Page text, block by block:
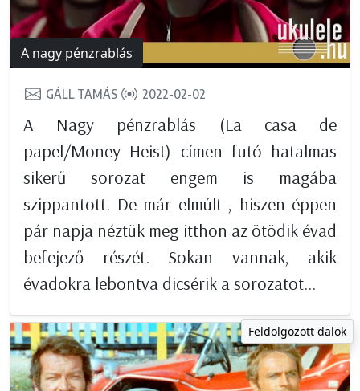
A nagy pénzrablás
GÁLL TAMÁS 2022-02-02
A Nagy pénzrablás (La casa de
papel/Money Heist) címen futó hatalmas
sikerű sorozat engem is magába
szippantott. De már elmúlt , hiszen éppen
pár napja néztük meg itthon az ötödik évad
befejező részét. Sokan vannak, akik
évadokra lebontva dicsérik a sorozatot...
Feldolgozott dalok